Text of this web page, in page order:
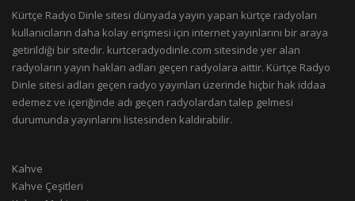
Kürtçe Radyo Dinle sitesi dünyada yayın yapan kürtçe radyoları
kullanıcıların daha kolay erişmesi için internet yayınlarını bir araya
getirildiği bir sitedir. kurtceradyodinle.com sitesinde yer alan
radyoların yayın hakları adları geçen radyolara aittir. Kürtçe Radyo
Dinle sitesi adları geçen radyo yayınları üzerinde hiçbir hak iddaa
edemez ve içeriğinde adı geçen radyolardan talep gelmesi
durumunda yayınlarını listesinden kaldırabilir.
Kahve
Kahve Çeşitleri